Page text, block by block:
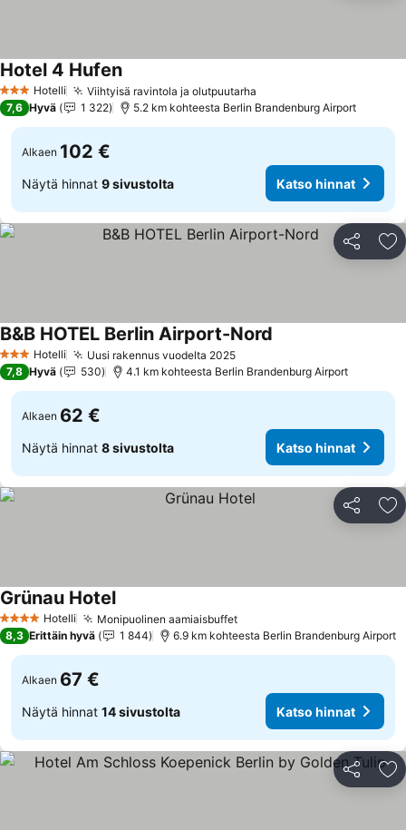
3 Tähtiluokitus
Hotelli Viihtyisä ravintola ja olutpuutarha
Hotel 4 HufenKatso hinnat
7,6 Hyvä 1 322 5.2 km kohteesta Berlin Brandenburg Airport
Alkaen 102 €
Näytä hinnat 9 sivustolta Katso hinnat
Jaa
3 Tähtiluokitus
Hotelli Uusi rakennus vuodelta 2025Katso hinnat
B&B HOTEL Berlin Airport-Nord
7,8 Hyvä 530 4.1 km kohteesta Berlin Brandenburg Airport
Alkaen 62 €
Näytä hinnat 8 sivustolta Katso hinnat
Jaa
4 Tähtiluokitus
Hotelli Monipuolinen aamiaisbuffetKatso hinnat
Grünau HotelKatso hinnat
8,3 Erittäin hyvä 1 844 6.9 km kohteesta Berlin Brandenburg Airport
Alkaen 67 €
Näytä hinnat 14 sivustolta Katso hinnat
Jaa